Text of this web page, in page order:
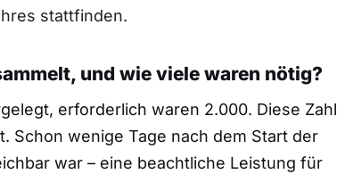
stattfinden.
und wie viele waren nötig?
erforderlich waren 2.000. Diese Zahl
Schon wenige Tage nach dem Start der
war – eine beachtliche Leistung für